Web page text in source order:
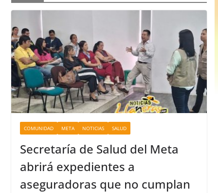
COMUNIDAD META NOTICIAS SALUD
Secretaría de Salud del Meta
abrirá expedientes a
aseguradoras que no cumplan